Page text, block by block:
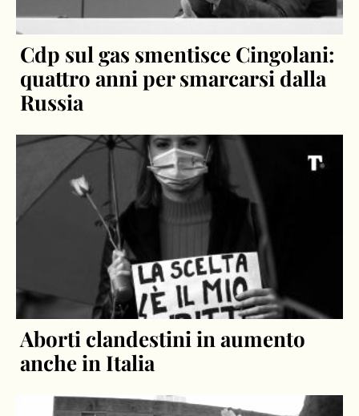
Cdp sul gas smentisce Cingolani:
quattro anni per smarcarsi dalla
Russia
Aborti clandestini in aumento
anche in Italia